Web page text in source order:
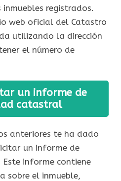
registrados.
web oficial del Catastro
utilizando la dirección
el número de
un informe de
catastral
anteriores te ha dado
un informe de
informe contiene
sobre el inmueble,